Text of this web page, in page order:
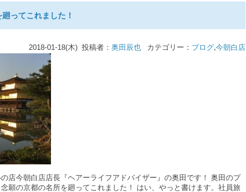
ってこれました！
2018-01-18(木) 投稿者： 奥田辰也カテゴリー： ブログ,今朝白店
店今朝白店店長『ヘアーライフアドバイザー』の奥田です！ 奥田のプ
願の京都の名所を廻ってこれました！ はい、やっと書けます。社員旅